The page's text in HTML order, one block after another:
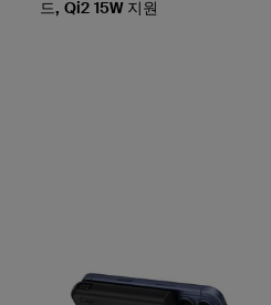
드, Qi2 15W 지원